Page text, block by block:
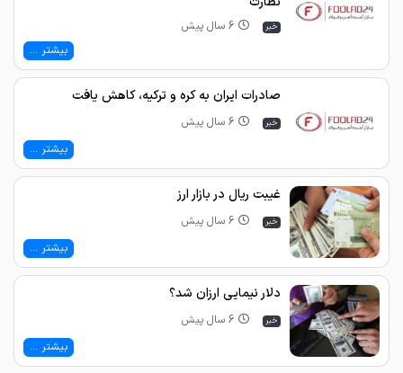
6 سال پیش
بیشتر ...
صادرات ایران به کره و ترکیه، کاهش یافت
خبر
6 سال پیش
بیشتر ...
غیبت ریال در بازار ارز
خبر
6 سال پیش
بیشتر ...
دلار نیمایی ارزان شد؟
خبر
6 سال پیش
بیشتر ...